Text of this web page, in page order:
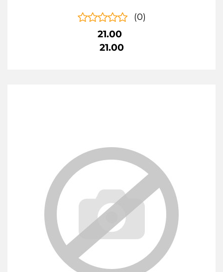
(0)
21.00
21.00